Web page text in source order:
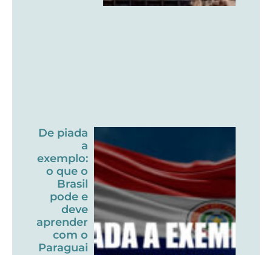
De piada
a
exemplo:
o que o
Brasil
pode e
deve
aprender
com o
Paraguai